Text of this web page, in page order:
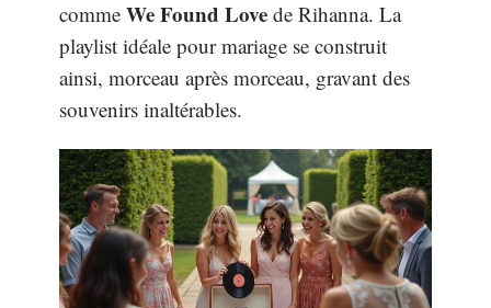
comme We Found Love de Rihanna. La
playlist idéale pour mariage se construit
ainsi, morceau après morceau, gravant des
souvenirs inaltérables.